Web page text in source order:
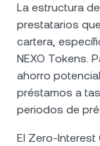
La estructura
prestatarios
cartera,
NEXO Tokens.
ahorro
préstamos a
periodos de
El Zero-Interest